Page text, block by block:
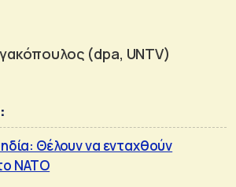
(dpa, UNTV)
Θέλουν να ενταχθούν
ΝΑΤΟ